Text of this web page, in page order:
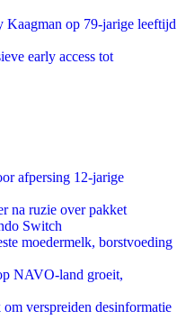
Kaagman op 79-jarige leeftijd
early access tot
afpersing 12-jarige
na ruzie over pakket
Switch
moedermelk, borstvoeding
NAVO-land groeit,
verspreiden desinformatie